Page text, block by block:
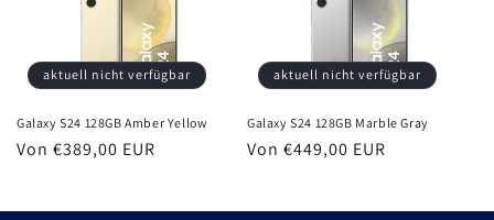
aktuell nicht verfügbar
Galaxy S24 128GB Amber Yellow
Normaler
Von €389,00 EUR
aktuell nicht verfügbar
Galaxy S24 128GB Marble Gray
Normaler
Von €449,00 EUR